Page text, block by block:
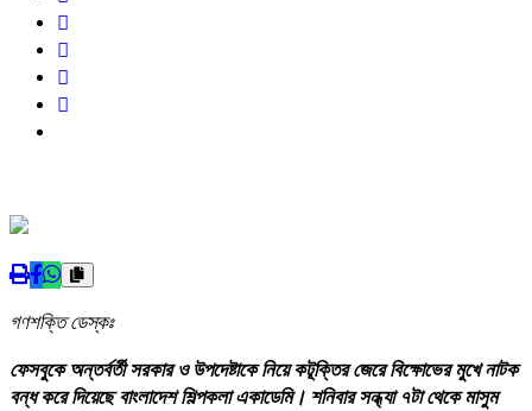
গণশক্তি ডেস্কঃ
ফেসবুকে অন্তর্বর্তী সরকার ও উপদেষ্টাকে নিয়ে কটূক্তির জেরে বিক্ষোভের মুখে নাটক
বন্ধ করে দিয়েছে বাংলাদেশ শিল্পকলা একাডেমি। শনিবার সন্ধ্যা ৭টা থেকে মাসুম